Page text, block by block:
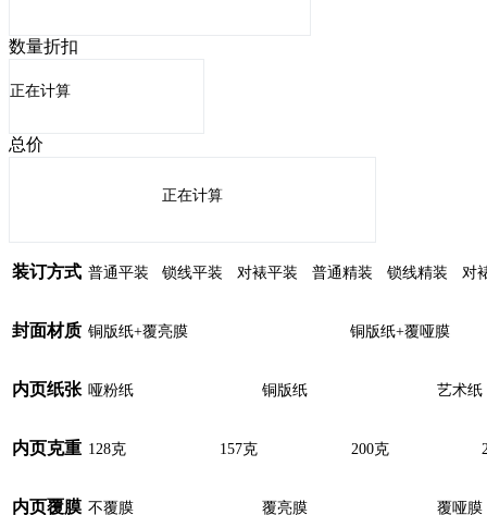
数量折扣
正在计算
总价
正在计算
装订方式 普通平装 锁线平装 对裱平装 普通精装 锁线精装 对
封面材质 铜版纸+覆亮膜 铜版纸+覆哑膜
内页纸张 哑粉纸 铜版纸 艺术纸
内页克重 128克 157克 200克
内页覆膜 不覆膜 覆亮膜 覆哑膜